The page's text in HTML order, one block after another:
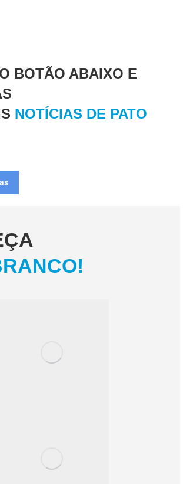
BOTÃO ABAIXO E
NOTÍCIAS DE PATO